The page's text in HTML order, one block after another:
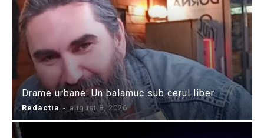
Drame urbane: Un balamuc sub cerul liber
Redactia - august 8, 2026